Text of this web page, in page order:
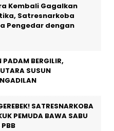
Kembali Gagalkan
Satresnarkoba
Pengedar dengan
BERGILIR,
SUSUN
SATRESNARKOBA
PEMUDA BAWA SABU